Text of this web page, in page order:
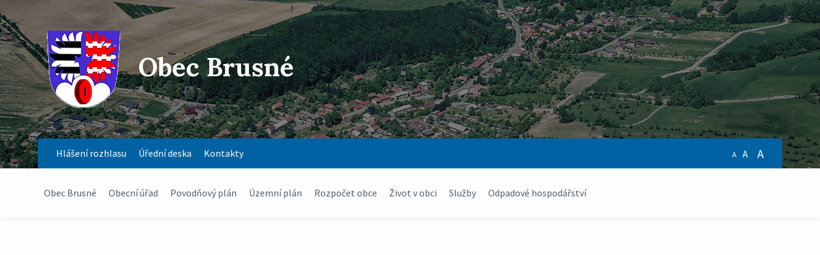
Obec Brusné
Hlášení rozhlasu Úřední deska Kontakty A A A
Obec Brusné Obecní úřad Povodňový plán Územní plán Rozpočet obce Život v obci Služby Odpadové hospodářství